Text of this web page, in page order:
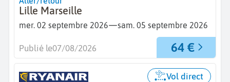
Lille Marseille
mer. 02 septembre 2026—sam. 05 septembre 2026
64 €
Publié le07/08/2026
Vol direct